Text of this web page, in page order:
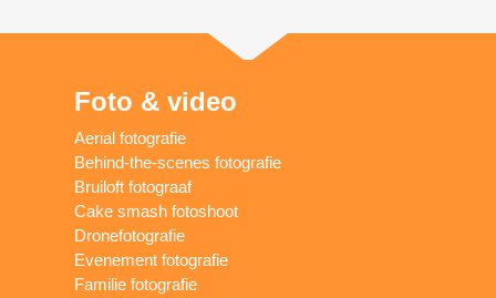
Foto & video
Aerial fotografie
Behind-the-scenes fotografie
Bruiloft fotograaf
Cake smash fotoshoot
Dronefotografie
Evenement fotografie
Familie fotografie